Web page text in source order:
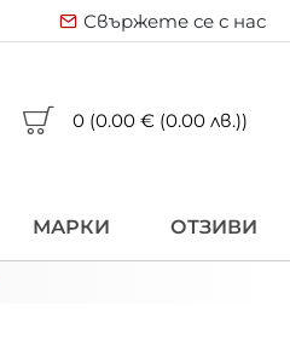
Свържете се с нас
0 (0.00 € (0.00 лв.))
МАРКИ ОТЗИВИ